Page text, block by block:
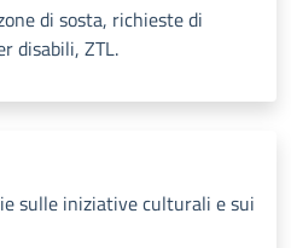
di sosta, richieste di
disabili, ZTL.
sulle iniziative culturali e sui